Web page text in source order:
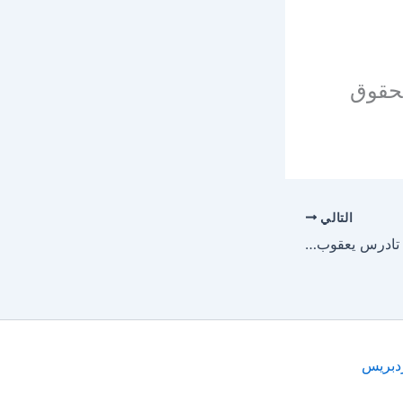
التالي
صلاة مردخاي – القمص تادرس يعقوب ملطي